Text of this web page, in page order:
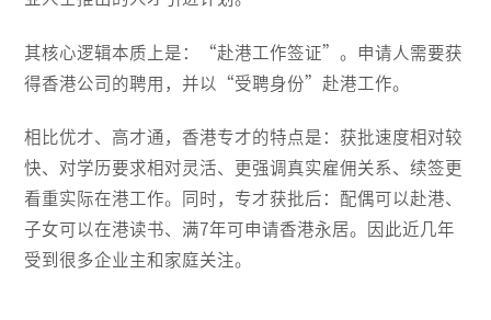
其核心逻辑本质上是：“赴港工作签证”。申请人需要获
得香港公司的聘用，并以“受聘身份”赴港工作。
相比优才、高才通，香港专才的特点是：获批速度相对较
快、对学历要求相对灵活、更强调真实雇佣关系、续签更
看重实际在港工作。同时，专才获批后：配偶可以赴港、
子女可以在港读书、满7年可申请香港永居。因此近几年
受到很多企业主和家庭关注。